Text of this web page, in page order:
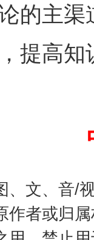
的主
提高
、文、音/
作者或归